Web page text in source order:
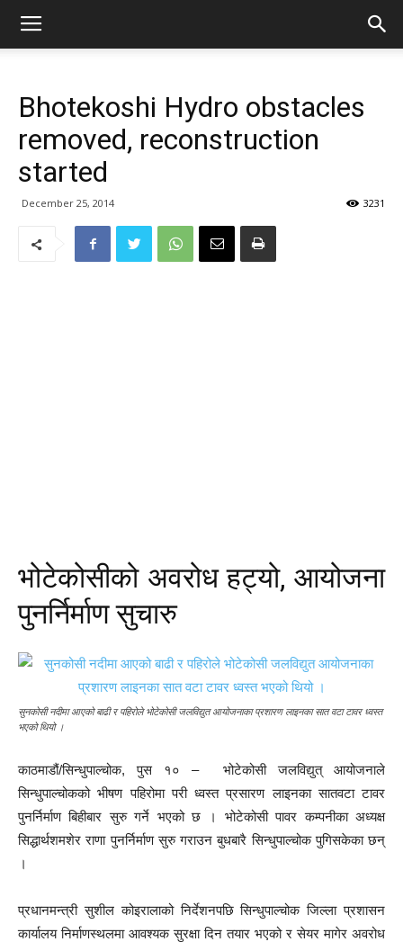
Bhotekoshi Hydro obstacles
removed, reconstruction
started
December 25, 2014 3231
भोटेकोसीको अवरोध हट्यो, आयोजना
पुनर्निर्माण सुचारु
सुनकोसी नदीमा आएको बाढी र पहिरोले भोटेकोसी जलविद्युत आयोजनाका प्रशारण लाइनका सात वटा टावर ध्वस्त
भएको थियो ।
काठमाडौं/सिन्धुपाल्चोक, पुस १० – भोटेकोसी जलविद्युत् आयोजनाले
सिन्धुपाल्चोकको भीषण पहिरोमा परी ध्वस्त प्रसारण लाइनका सातवटा टावर
पुनर्निर्माण बिहीबार सुरु गर्ने भएको छ । भोटेकोसी पावर कम्पनीका अध्यक्ष
सिद्धार्थशमशेर राणा पुनर्निर्माण सुरु गराउन बुधबारै सिन्धुपाल्चोक पुगिसकेका छन्
।
प्रधानमन्त्री सुशील कोइरालाको निर्देशनपछि सिन्धुपाल्चोक जिल्ला प्रशासन
कार्यालय निर्माणस्थलमा आवश्यक सुरक्षा दिन तयार भएको र सेयर मागेर अवरोध